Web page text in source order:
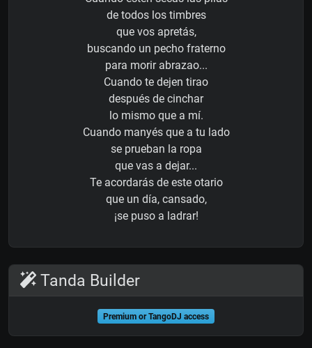
de todos los timbres
que vos apretás,
buscando un pecho fraterno
para morir abrazao...
Cuando te dejen tirao
después de cinchar
lo mismo que a mí.
Cuando manyés que a tu lado
se prueban la ropa
que vas a dejar...
Te acordarás de este otario
que un día, cansado,
¡se puso a ladrar!
Tanda Builder
Premium or TangoDJ access